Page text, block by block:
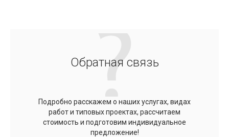
Обратная связь
Подробно расскажем о наших услугах, видах
работ и типовых проектах, рассчитаем
стоимость и подготовим индивидуальное
предложение!